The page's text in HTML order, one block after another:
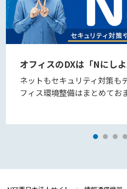
オフィスのDXは「Nにしよ
ネットもセキュリティ対策も
フィス環境整備はまとめてお